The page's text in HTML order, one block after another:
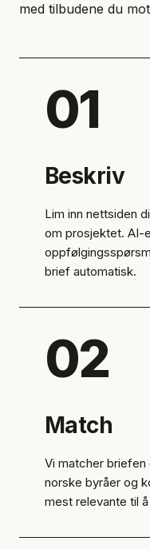
med tilbudene du
01
Beskriv
Lim inn nettsiden
om prosjektet. AI-
brief automatisk.
02
Match
Vi matcher
norske byråer og
mest relevante til